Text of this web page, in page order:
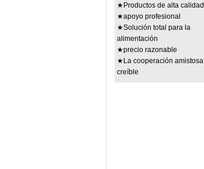
★Productos de alta calidad
★apoyo profesional
★Solución total para la
alimentación
★precio razonable
★La cooperación amistosa
creíble